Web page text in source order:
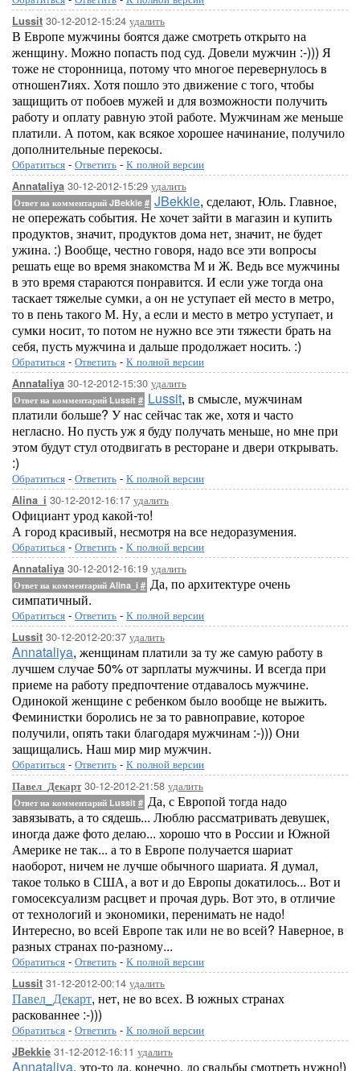
Lussit 30-12-2012-15:24 удалить
В Европе мужчины боятся даже смотреть открыто на
женщину. Можно попасть под суд. Довели мужчин :-))) Я
тоже не сторонница, потому что многое перевернулось в
отношен7иях. Хотя пошло это движение с того, чтобы
защищить от побоев мужей и для возможности получить
работу и оплату равную этой работе. Мужчинам же меньше
платили. А потом, как всякое хорошее начинание, получило
дополнительные перекосы.
Обратиться - Ответить - К полной версии
Annataliya 30-12-2012-15:29 удалить
Ответ на комментарий JBekkie # JBekkie, сделают, Юль. Главное,
не опережать события. Не хочет зайти в магазин и купить
продуктов, значит, продуктов дома нет, значит, не будет
ужина. :) Вообще, честно говоря, надо все эти вопросы
решать еще во время знакомства М и Ж. Ведь все мужчины
в это время стараются понравится. И если уже тогда она
таскает тяжелые сумки, а он не уступает ей место в метро,
то в пень такого М. Ну, а если и место в метро уступает, и
сумки носит, то потом не нужно все эти тяжести брать на
себя, пусть мужчина и дальше продолжает носить. :)
Обратиться - Ответить - К полной версии
Annataliya 30-12-2012-15:30 удалить
Ответ на комментарий Lussit # Lussit, в смысле, мужчинам
платили больше? У нас сейчас так же, хотя и часто
негласно. Но пусть уж я буду получать меньше, но мне при
этом будут стул отодвигать в ресторане и двери открывать.
:)
Обратиться - Ответить - К полной версии
Alina_i 30-12-2012-16:17 удалить
Официант урод какой-то!
А город красивый, несмотря на все недоразумения.
Обратиться - Ответить - К полной версии
Annataliya 30-12-2012-16:19 удалить
Ответ на комментарий Alina_i # Да, по архитектуре очень
симпатичный.
Обратиться - Ответить - К полной версии
Lussit 30-12-2012-20:37 удалить
Annataliya, женщинам платили за ту же самую работу в
лучшем случае 50% от зарплаты мужчины. И всегда при
приеме на работу предпочтение отдавалось мужчине.
Одинокой женщине с ребенком было вообще не выжить.
Феминистки боролись не за то равноправие, которое
получили, опять таки благодаря мужчинам :-))) Они
защищались. Наш мир мир мужчин.
Обратиться - Ответить - К полной версии
Павел_Декарт30-12-2012-21:58 удалить
Ответ на комментарий Lussit # Да, с Европой тогда надо
завязывать, а то сядешь... Люблю рассматривать девушек,
иногда даже фото делаю... хорошо что в России и Южной
Америке не так... а то в Европе получается шариат
наоборот, ничем не лучше обычного шариата. Я думал,
такое только в США, а вот и до Европы докатилось... Вот и
гомосексуализм расцвет и прочая дурь. Вот это, в отличие
от технологий и экономики, перенимать не надо!
Интересно, во всей Европе так или не во всей? Наверное, в
разных странах по-разному...
Обратиться - Ответить - К полной версии
Lussit 31-12-2012-00:14 удалить
Павел_Декарт, нет, не во всех. В южных странах
раскованнее :-)))
Обратиться - Ответить - К полной версии
JBekkie 31-12-2012-16:11 удалить
Annataliya, это-то да. конечно, до свадьбы смотреть нужно!)